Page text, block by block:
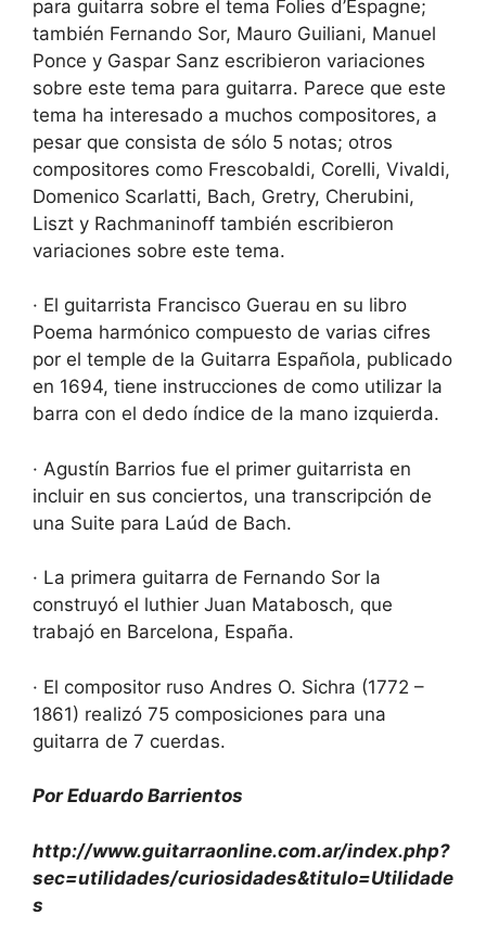
para guitarra sobre el tema Folies d’Espagne;
también Fernando Sor, Mauro Guiliani, Manuel
Ponce y Gaspar Sanz escribieron variaciones
sobre este tema para guitarra. Parece que este
tema ha interesado a muchos compositores, a
pesar que consista de sólo 5 notas; otros
compositores como Frescobaldi, Corelli, Vivaldi,
Domenico Scarlatti, Bach, Gretry, Cherubini,
Liszt y Rachmaninoff también escribieron
variaciones sobre este tema.
· El guitarrista Francisco Guerau en su libro
Poema harmónico compuesto de varias cifres
por el temple de la Guitarra Española, publicado
en 1694, tiene instrucciones de como utilizar la
barra con el dedo índice de la mano izquierda.
· Agustín Barrios fue el primer guitarrista en
incluir en sus conciertos, una transcripción de
una Suite para Laúd de Bach.
· La primera guitarra de Fernando Sor la
construyó el luthier Juan Matabosch, que
trabajó en Barcelona, España.
· El compositor ruso Andres O. Sichra (1772 –
1861) realizó 75 composiciones para una
guitarra de 7 cuerdas.
Por Eduardo Barrientos
http://www.guitarraonline.com.ar/index.php?
sec=utilidades/curiosidades&titulo=Utilidade
s